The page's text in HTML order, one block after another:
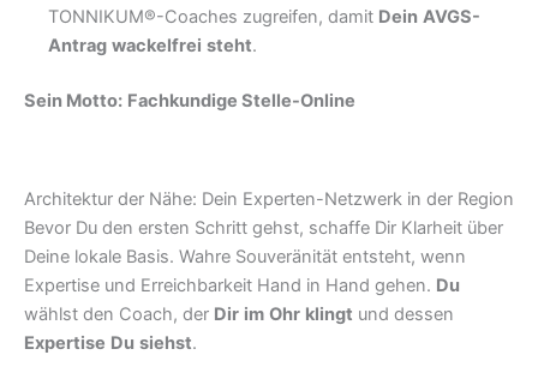
TONNIKUM®-Coaches zugreifen, damit Dein AVGS-
Antrag wackelfrei steht.
Sein Motto: Fachkundige Stelle-Online
Architektur der Nähe: Dein Experten-Netzwerk in der Region
Bevor Du den ersten Schritt gehst, schaffe Dir Klarheit über
Deine lokale Basis. Wahre Souveränität entsteht, wenn
Expertise und Erreichbarkeit Hand in Hand gehen. Du
wählst den Coach, der Dir im Ohr klingt und dessen
Expertise Du siehst.